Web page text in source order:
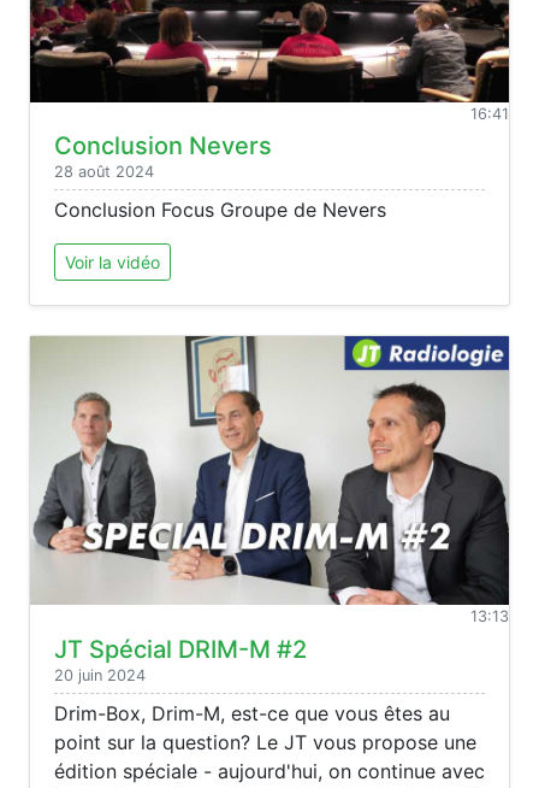
16:41
Conclusion Nevers
28 août 2024
Conclusion Focus Groupe de Nevers
Voir la vidéo
13:13
JT Spécial DRIM-M #2
20 juin 2024
Drim-Box, Drim-M, est-ce que vous êtes au
point sur la question? Le JT vous propose une
édition spéciale - aujourd'hui, on continue avec